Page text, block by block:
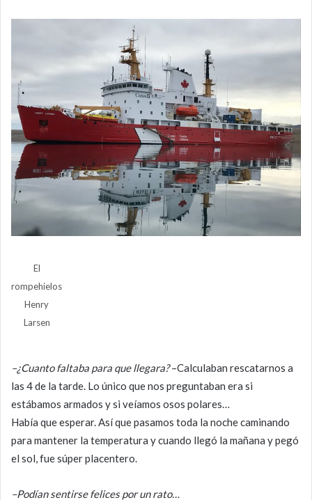
El
rompehielos
Henry
Larsen
–¿Cuanto faltaba para que llegara?–Calculaban rescatarnos a
las 4 de la tarde. Lo único que nos preguntaban era si
estábamos armados y si veíamos osos polares…
Había que esperar. Así que pasamos toda la noche caminando
para mantener la temperatura y cuando llegó la mañana y pegó
el sol, fue súper placentero.
–Podían sentirse felices por un rato…